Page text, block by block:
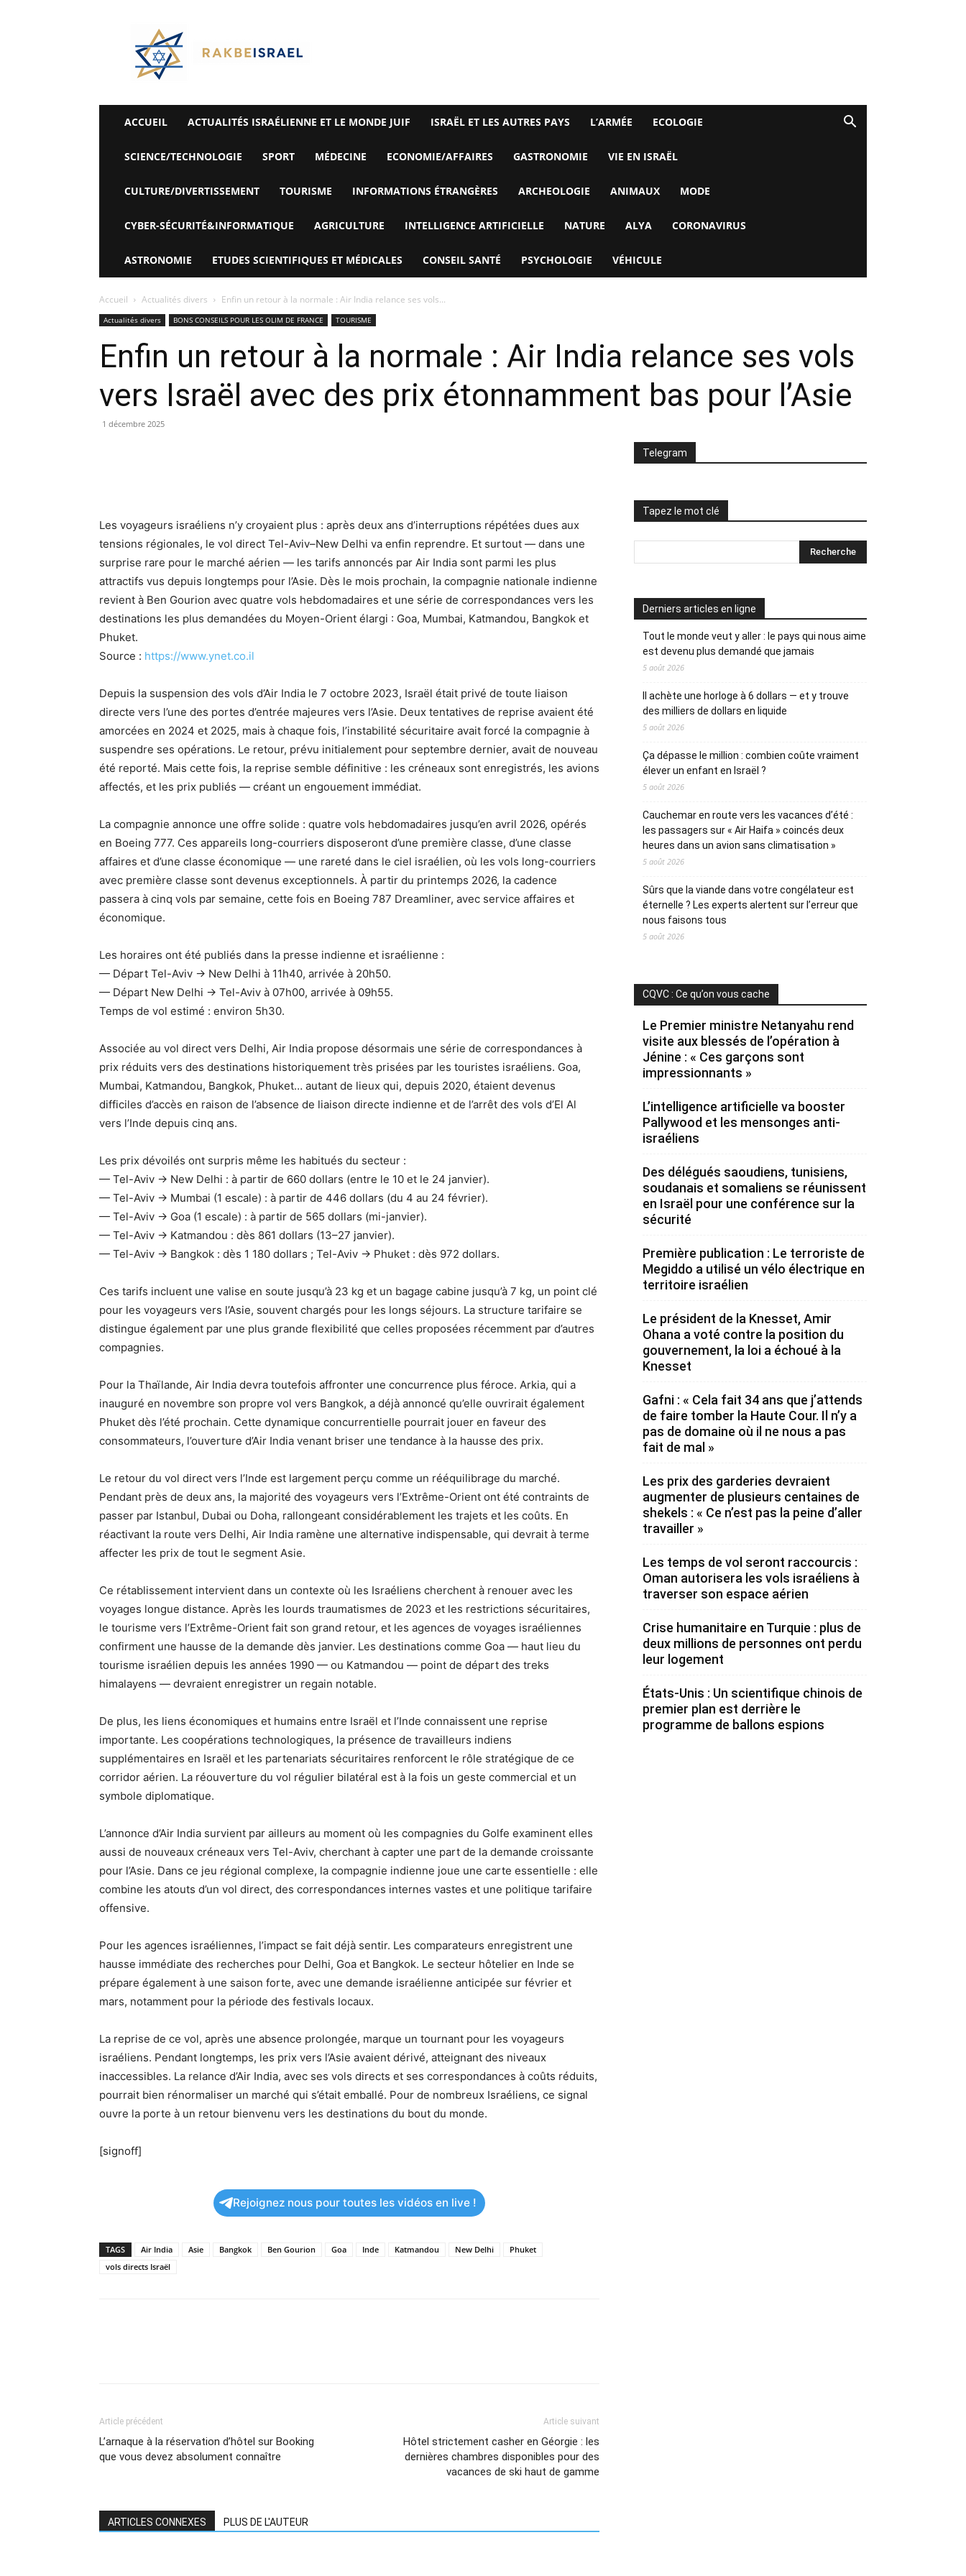
Rak
Be
Israel-
Alyaexpress-
News
ACCUEIL ACTUALITÉS ISRAÉLIENNE ET LE MONDE JUIF ISRAËL ET LES AUTRES PAYS L’ARMÉE ECOLOGIE
SCIENCE/TECHNOLOGIE SPORT MÉDECINE ECONOMIE/AFFAIRES GASTRONOMIE VIE EN ISRAËL
CULTURE/DIVERTISSEMENT TOURISME INFORMATIONS ÉTRANGÈRES ARCHEOLOGIE ANIMAUX MODE
CYBER-SÉCURITÉ&INFORMATIQUE AGRICULTURE INTELLIGENCE ARTIFICIELLE NATURE ALYA CORONAVIRUS
ASTRONOMIE ETUDES SCIENTIFIQUES ET MÉDICALES CONSEIL SANTÉ PSYCHOLOGIE VÉHICULE
Accueil Actualités divers Enfin un retour à la normale : Air India relance ses vols...
Actualités divers BONS CONSEILS POUR LES OLIM DE FRANCE TOURISME
Enfin un retour à la normale : Air India relance ses vols
vers Israël avec des prix étonnamment bas pour l’Asie
1 décembre 2025
Les voyageurs israéliens n’y croyaient plus : après deux ans d’interruptions répétées dues aux
tensions régionales, le vol direct Tel-Aviv–New Delhi va enfin reprendre. Et surtout — dans une
surprise rare pour le marché aérien — les tarifs annoncés par Air India sont parmi les plus
attractifs vus depuis longtemps pour l’Asie. Dès le mois prochain, la compagnie nationale indienne
revient à Ben Gourion avec quatre vols hebdomadaires et une série de correspondances vers les
destinations les plus demandées du Moyen-Orient élargi : Goa, Mumbai, Katmandou, Bangkok et
Phuket.
Source : https://www.ynet.co.il
Depuis la suspension des vols d’Air India le 7 octobre 2023, Israël était privé de toute liaison
directe vers l’une des portes d’entrée majeures vers l’Asie. Deux tentatives de reprise avaient été
amorcées en 2024 et 2025, mais à chaque fois, l’instabilité sécuritaire avait forcé la compagnie à
suspendre ses opérations. Le retour, prévu initialement pour septembre dernier, avait de nouveau
été reporté. Mais cette fois, la reprise semble définitive : les créneaux sont enregistrés, les avions
affectés, et les prix publiés — créant un engouement immédiat.
La compagnie annonce une offre solide : quatre vols hebdomadaires jusqu’en avril 2026, opérés
en Boeing 777. Ces appareils long-courriers disposeront d’une première classe, d’une classe
affaires et d’une classe économique — une rareté dans le ciel israélien, où les vols long-courriers
avec première classe sont devenus exceptionnels. À partir du printemps 2026, la cadence
passera à cinq vols par semaine, cette fois en Boeing 787 Dreamliner, avec service affaires et
économique.
Les horaires ont été publiés dans la presse indienne et israélienne :
— Départ Tel-Aviv → New Delhi à 11h40, arrivée à 20h50.
— Départ New Delhi → Tel-Aviv à 07h00, arrivée à 09h55.
Temps de vol estimé : environ 5h30.
Associée au vol direct vers Delhi, Air India propose désormais une série de correspondances à
prix réduits vers des destinations historiquement très prisées par les touristes israéliens. Goa,
Mumbai, Katmandou, Bangkok, Phuket… autant de lieux qui, depuis 2020, étaient devenus
difficiles d’accès en raison de l’absence de liaison directe indienne et de l’arrêt des vols d’El Al
vers l’Inde depuis cinq ans.
Les prix dévoilés ont surpris même les habitués du secteur :
— Tel-Aviv → New Delhi : à partir de 660 dollars (entre le 10 et le 24 janvier).
— Tel-Aviv → Mumbai (1 escale) : à partir de 446 dollars (du 4 au 24 février).
— Tel-Aviv → Goa (1 escale) : à partir de 565 dollars (mi-janvier).
— Tel-Aviv → Katmandou : dès 861 dollars (13–27 janvier).
— Tel-Aviv → Bangkok : dès 1 180 dollars ; Tel-Aviv → Phuket : dès 972 dollars.
Ces tarifs incluent une valise en soute jusqu’à 23 kg et un bagage cabine jusqu’à 7 kg, un point clé
pour les voyageurs vers l’Asie, souvent chargés pour les longs séjours. La structure tarifaire se
distingue également par une plus grande flexibilité que celles proposées récemment par d’autres
compagnies.
Pour la Thaïlande, Air India devra toutefois affronter une concurrence plus féroce. Arkia, qui a
inauguré en novembre son propre vol vers Bangkok, a déjà annoncé qu’elle ouvrirait également
Phuket dès l’été prochain. Cette dynamique concurrentielle pourrait jouer en faveur des
consommateurs, l’ouverture d’Air India venant briser une tendance à la hausse des prix.
Le retour du vol direct vers l’Inde est largement perçu comme un rééquilibrage du marché.
Pendant près de deux ans, la majorité des voyageurs vers l’Extrême-Orient ont été contraints de
passer par Istanbul, Dubai ou Doha, rallongeant considérablement les trajets et les coûts. En
réactivant la route vers Delhi, Air India ramène une alternative indispensable, qui devrait à terme
affecter les prix de tout le segment Asie.
Ce rétablissement intervient dans un contexte où les Israéliens cherchent à renouer avec les
voyages longue distance. Après les lourds traumatismes de 2023 et les restrictions sécuritaires,
le tourisme vers l’Extrême-Orient fait son grand retour, et les agences de voyages israéliennes
confirment une hausse de la demande dès janvier. Les destinations comme Goa — haut lieu du
tourisme israélien depuis les années 1990 — ou Katmandou — point de départ des treks
himalayens — devraient enregistrer un regain notable.
De plus, les liens économiques et humains entre Israël et l’Inde connaissent une reprise
importante. Les coopérations technologiques, la présence de travailleurs indiens
supplémentaires en Israël et les partenariats sécuritaires renforcent le rôle stratégique de ce
corridor aérien. La réouverture du vol régulier bilatéral est à la fois un geste commercial et un
symbole diplomatique.
L’annonce d’Air India survient par ailleurs au moment où les compagnies du Golfe examinent elles
aussi de nouveaux créneaux vers Tel-Aviv, cherchant à capter une part de la demande croissante
pour l’Asie. Dans ce jeu régional complexe, la compagnie indienne joue une carte essentielle : elle
combine les atouts d’un vol direct, des correspondances internes vastes et une politique tarifaire
offensive.
Pour les agences israéliennes, l’impact se fait déjà sentir. Les comparateurs enregistrent une
hausse immédiate des recherches pour Delhi, Goa et Bangkok. Le secteur hôtelier en Inde se
prépare également à une saison forte, avec une demande israélienne anticipée sur février et
mars, notamment pour la période des festivals locaux.
La reprise de ce vol, après une absence prolongée, marque un tournant pour les voyageurs
israéliens. Pendant longtemps, les prix vers l’Asie avaient dérivé, atteignant des niveaux
inaccessibles. La relance d’Air India, avec ses vols directs et ses correspondances à coûts réduits,
pourrait bien rénormaliser un marché qui s’était emballé. Pour de nombreux Israéliens, ce signal
ouvre la porte à un retour bienvenu vers les destinations du bout du monde.
[signoff]
Rejoignez nous pour toutes les vidéos en live !
TAGS Air India Asie Bangkok Ben Gourion Goa Inde Katmandou New Delhi
Phuket
vols directs Israël
Article précédent
L’arnaque à la réservation d’hôtel sur Booking
que vous devez absolument connaître
Article suivant
Hôtel strictement casher en Géorgie : les
dernières chambres disponibles pour des
vacances de ski haut de gamme
ARTICLES CONNEXES PLUS DE L'AUTEUR
Telegram
Tapez le mot clé
Derniers articles en ligne
Tout le monde veut y aller : le pays qui nous aime
est devenu plus demandé que jamais
5 août 2026
Il achète une horloge à 6 dollars — et y trouve
des milliers de dollars en liquide
5 août 2026
Ça dépasse le million : combien coûte vraiment
élever un enfant en Israël ?
5 août 2026
Cauchemar en route vers les vacances d’été :
les passagers sur « Air Haifa » coincés deux
heures dans un avion sans climatisation »
5 août 2026
Sûrs que la viande dans votre congélateur est
éternelle ? Les experts alertent sur l’erreur que
nous faisons tous
5 août 2026
CQVC : Ce qu’on vous cache
Le Premier ministre Netanyahu rend
visite aux blessés de l’opération à
Jénine : « Ces garçons sont
impressionnants »
L’intelligence artificielle va booster
Pallywood et les mensonges anti-
israéliens
Des délégués saoudiens, tunisiens,
soudanais et somaliens se réunissent
en Israël pour une conférence sur la
sécurité
Première publication : Le terroriste de
Megiddo a utilisé un vélo électrique en
territoire israélien
Le président de la Knesset, Amir
Ohana a voté contre la position du
gouvernement, la loi a échoué à la
Knesset
Gafni : « Cela fait 34 ans que j’attends
de faire tomber la Haute Cour. Il n’y a
pas de domaine où il ne nous a pas
fait de mal »
Les prix des garderies devraient
augmenter de plusieurs centaines de
shekels : « Ce n’est pas la peine d’aller
travailler »
Les temps de vol seront raccourcis :
Oman autorisera les vols israéliens à
traverser son espace aérien
Crise humanitaire en Turquie : plus de
deux millions de personnes ont perdu
leur logement
États-Unis : Un scientifique chinois de
premier plan est derrière le
programme de ballons espions